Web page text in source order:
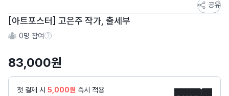
토
어
스
리
상
공유
[아트포스터] 고은주 작가, 출세부
0명 참여참여 수 정보
83,000원
첫 결제 시 5,000원 즉시 적용